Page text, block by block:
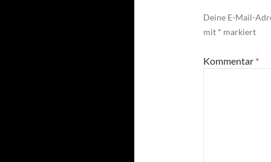
Deine E-Mail-
mit * markiert
Kommentar *